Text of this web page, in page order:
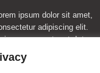
ipsum dolor sit amet,
adipiscing elit.
nec erat erat. Integer
nulla quis fermentum
nisi diam viverra